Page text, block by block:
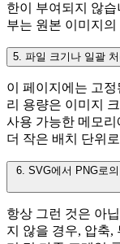
한이 부여되지 않
부는 원본 이미지
5. 파일 크기나 일괄
이 페이지에는 고
리 용량은 이미지
사용 가능한 메모
더 작은 배치 단위
6. SVG에서 PNG로
항상 그런 것은 아
지 않을 경우, 압축,